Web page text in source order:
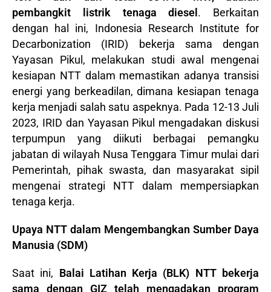
pembangkit listrik tenaga diesel . Berkaitan
dengan hal ini, Indonesia Research Institute for
Decarbonization (IRID) bekerja sama dengan
Yayasan Pikul, melakukan studi awal mengenai
kesiapan NTT dalam memastikan adanya transisi
energi yang berkeadilan, dimana kesiapan tenaga
kerja menjadi salah satu aspeknya. Pada 12-13 Juli
2023, IRID dan Yayasan Pikul mengadakan diskusi
terpumpun yang diikuti berbagai pemangku
jabatan di wilayah Nusa Tenggara Timur mulai dari
Pemerintah, pihak swasta, dan masyarakat sipil
mengenai strategi NTT dalam mempersiapkan
tenaga kerja.
Upaya NTT dalam Mengembangkan Sumber Daya
Manusia (SDM)
Saat ini, Balai Latihan Kerja (BLK) NTT bekerja
sama dengan GIZ telah mengadakan program